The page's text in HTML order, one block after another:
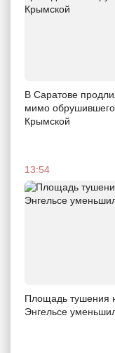
В Саратове
мимо
Крымской
13:54
Площадь тушения
Энгельсе